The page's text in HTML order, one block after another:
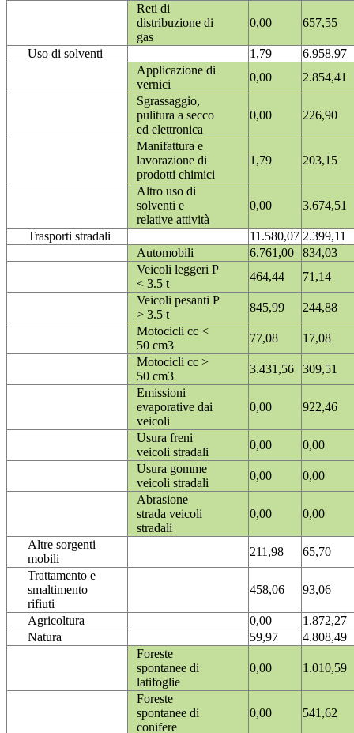
Reti di
distribuzione di
gas
0,00 657,55
Uso di solventi 1,79
6.958,97
Applicazione di
vernici
0,00
2.854,41
Sgrassaggio,
pulitura a secco
ed elettronica
0,00 226,90
Manifattura e
lavorazione di
prodotti chimici
1,79 203,15
Altro uso di
solventi e
relative attività
0,00 3.674,51
Trasporti stradali 11.580,07 2.399,11
Automobili
6.761,00
834,03
Veicoli leggeri P
< 3.5 t
464,44
71,14
Veicoli pesanti P
> 3.5 t
845,99
244,88
Motocicli cc <
50 cm3
77,08
17,08
Motocicli cc >
50 cm3
3.431,56
309,51
Emissioni
evaporative dai
veicoli
0,00 922,46
Usura freni
veicoli stradali
0,00
0,00
Usura gomme
veicoli stradali
0,00
0,00
Abrasione
strada veicoli
stradali
0,00 0,00
Altre sorgenti
mobili
211,98
65,70
Trattamento e
smaltimento
rifiuti
458,06 93,06
Agricoltura 0,00
1.872,27
Natura
59,97
4.808,49
Foreste
spontanee di
latifoglie
0,00 1.010,59
Foreste
spontanee di
conifere
0,00 541,62